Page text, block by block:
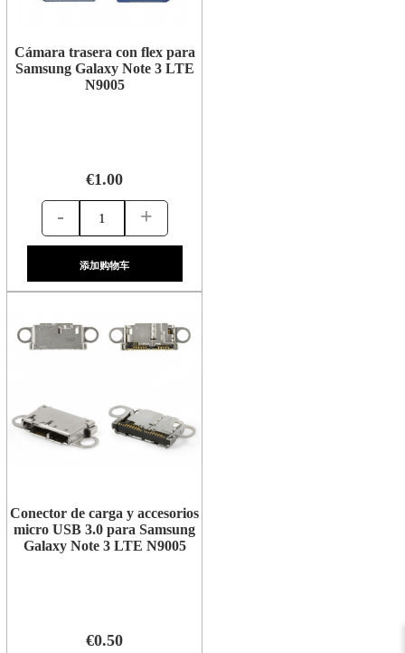
Cámara trasera con flex para
Samsung Galaxy Note 3 LTE
N9005
€1.00
- +
添加购物车
Conector de carga y accesorios
micro USB 3.0 para Samsung
Galaxy Note 3 LTE N9005
€0.50